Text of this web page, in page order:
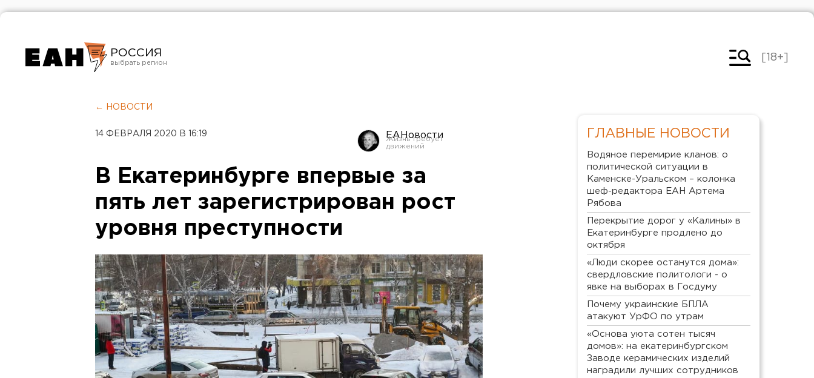
РОССИЯ
Челябинск
[18+]
← НОВОСТИ
14 ФЕВРАЛЯ 2020 В 16:19 ЕАНовости
В Екатеринбурге впервые за
пять лет зарегистрирован рост
уровня преступности
ГЛАВНЫЕ НОВОСТИ
Водяное перемирие кланов: о
политической ситуации в
Каменске-Уральском – колонка
шеф-редактора ЕАН Артема
Рябова
Перекрытие дорог у «Калины» в
Екатеринбурге продлено до
октября
«Люди скорее останутся дома»:
свердловские политологи - о
явке на выборах в Госдуму
Почему украинские БПЛА
атакуют УрФО по утрам
«Основа уюта сотен тысяч
домов»: на екатеринбургском
Заводе керамических изделий
наградили лучших сотрудников